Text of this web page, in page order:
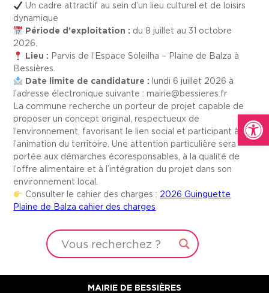
Ouvrir
Un cadre attractif au sein d’un lieu culturel et de loisirs
dynamique
Période d’exploitation : du 8 juillet au 31 octobre
2026.
Lieu : Parvis de l’Espace Soleilha – Plaine de Balza à
Bessières.
Date limite de candidature : lundi 6 juillet 2026 à
l’adresse électronique suivante : mairie@bessieres.fr
La commune recherche un porteur de projet capable de
proposer un concept original, respectueux de
l’environnement, favorisant le lien social et participant à
l’animation du territoire. Une attention particulière sera
portée aux démarches écoresponsables, à la qualité de
l’offre alimentaire et à l’intégration du projet dans son
environnement local.
Consulter le cahier des charges : 2026 Guinguette
Plaine de Balza cahier des charges
MAIRIE DE BESSIÈRES